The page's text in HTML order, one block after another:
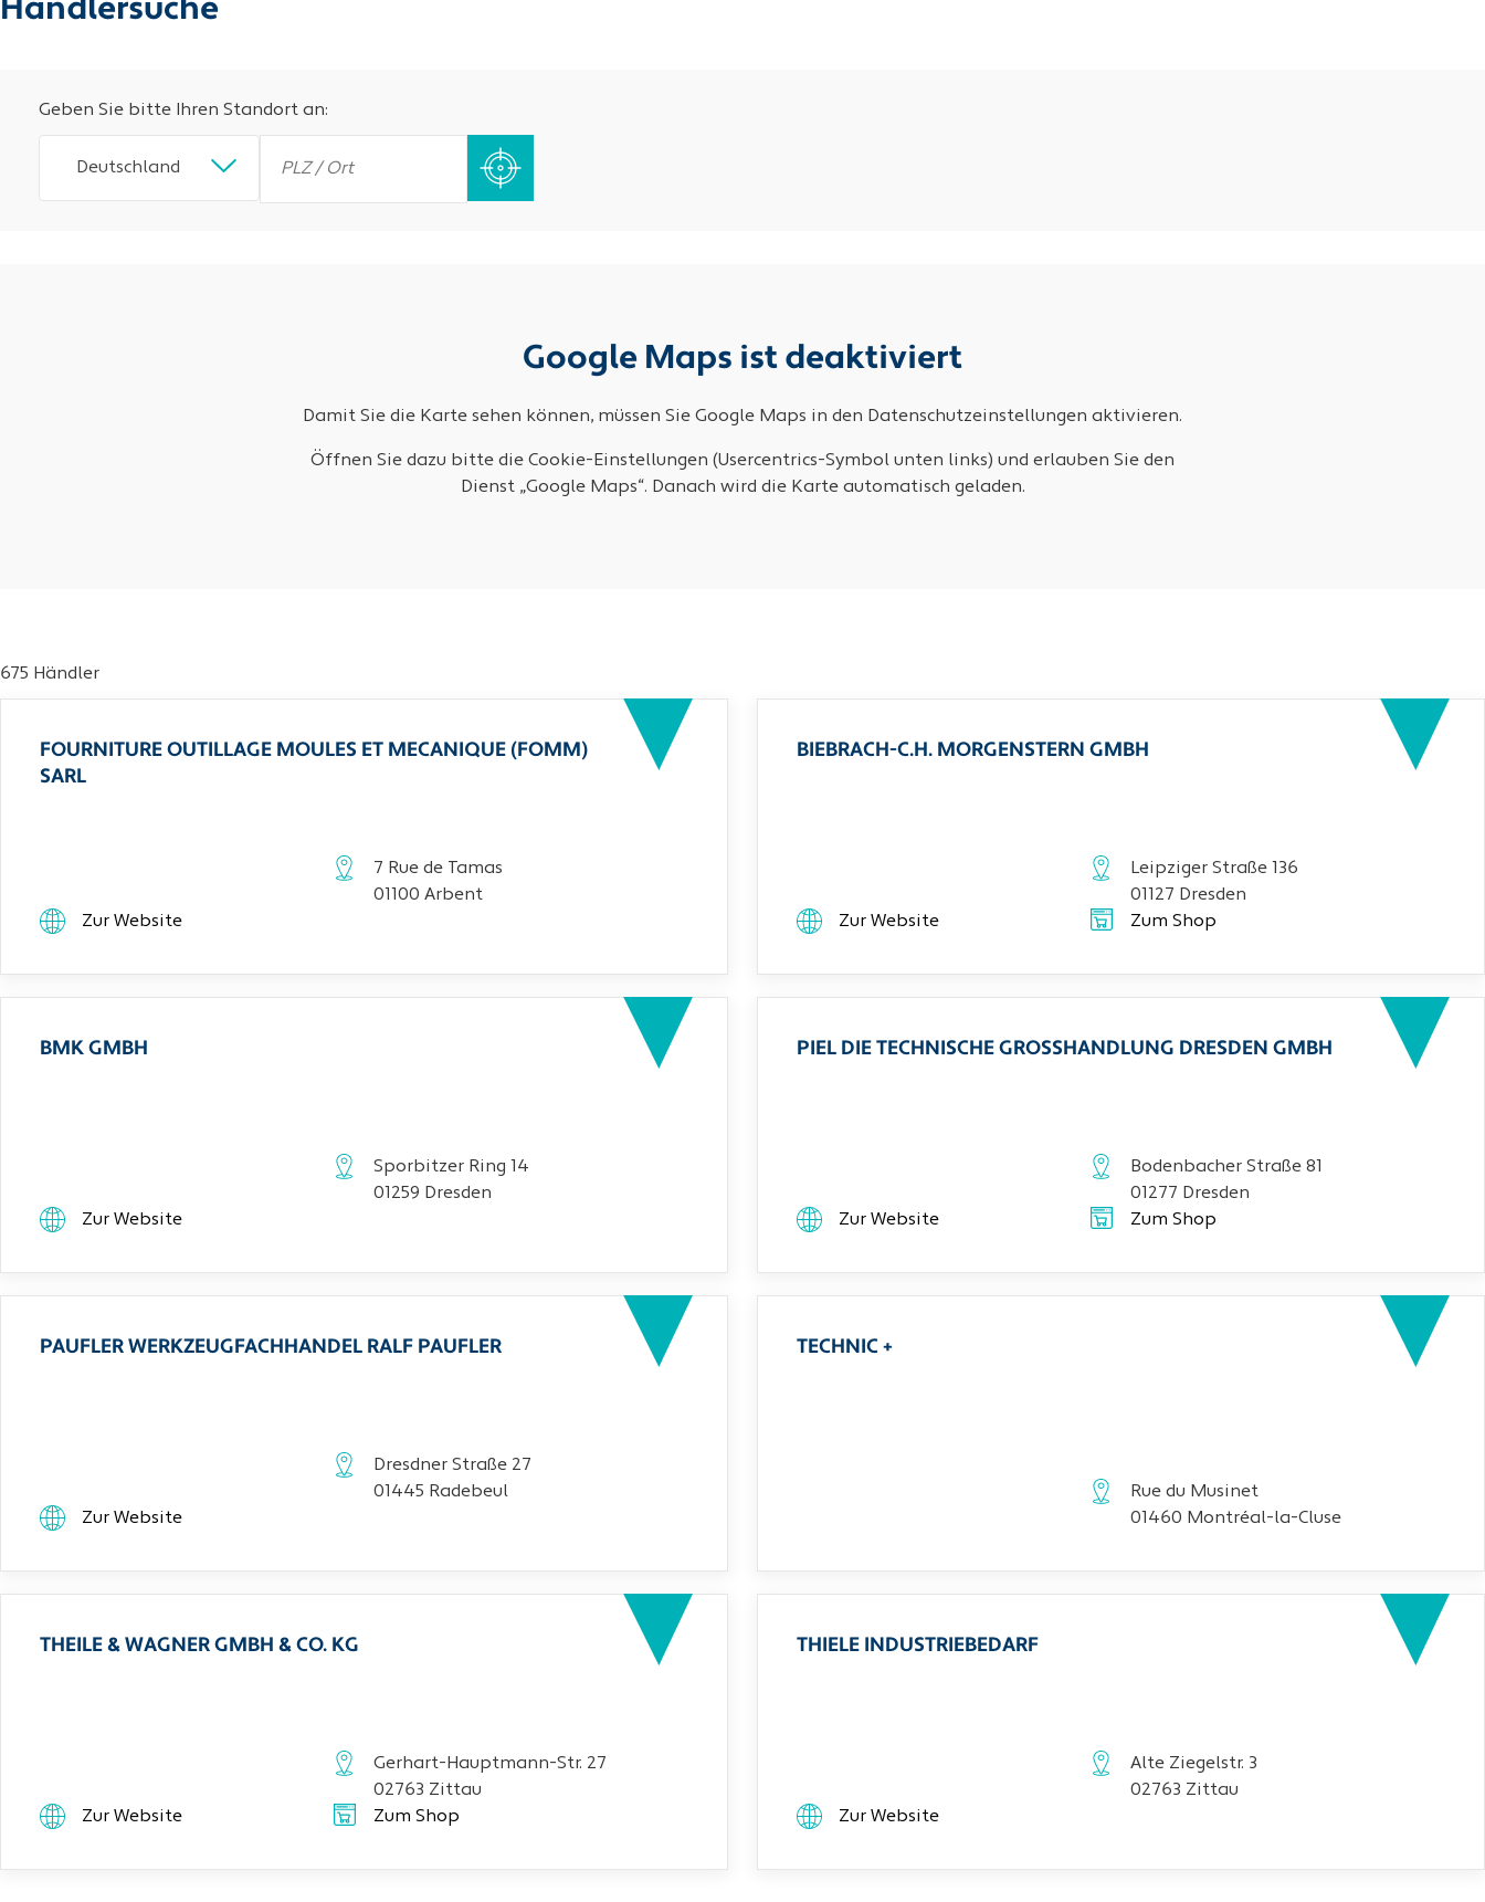
Händlersuche
Geben Sie bitte Ihren Standort an:
Deutschland
Google Maps ist deaktiviert
Damit Sie die Karte sehen können, müssen Sie Google Maps in den Datenschutzeinstellungen aktivieren.
Öffnen Sie dazu bitte die Cookie-Einstellungen (Usercentrics-Symbol unten links) und erlauben Sie den
Dienst „Google Maps“. Danach wird die Karte automatisch geladen.
675 Händler
FOURNITURE OUTILLAGE MOULES ET MECANIQUE (FOMM)
SARL
7 Rue de Tamas
01100 Arbent
Zur Website
BIEBRACH-C.H. MORGENSTERN GMBH
Leipziger Straße 136
01127 Dresden
Zur Website
Zum Shop
BMK GMBH
Sporbitzer Ring 14
01259 Dresden
Zur Website
PIEL DIE TECHNISCHE GROSSHANDLUNG DRESDEN GMBH
Bodenbacher Straße 81
01277 Dresden
Zur Website
Zum Shop
PAUFLER WERKZEUGFACHHANDEL RALF PAUFLER
Dresdner Straße 27
01445 Radebeul
Zur Website
TECHNIC +
Rue du Musinet
01460 Montréal-la-Cluse
THEILE & WAGNER GMBH & CO. KG
Gerhart-Hauptmann-Str. 27
02763 Zittau
Zur Website
Zum Shop
THIELE INDUSTRIEBEDARF
Alte Ziegelstr. 3
02763 Zittau
Zur Website